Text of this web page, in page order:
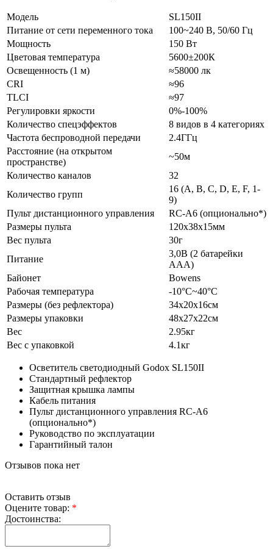
Модель
SL150II
Питание от сети переменного тока
100~240 В, 50/60 Гц
Мощность
150 Вт
Цветовая температура
5600±200К
Освещенность (1 м)
≈58000 лк
CRI
≈96
TLCI
≈97
Регулировки яркости
0%-100%
Количество спецэффектов
8 видов в 4 категориях
Частота беспроводной передачи
2.4ГГц
Расстояние (на открытом
пространстве)
~50м
Количество каналов
32
Количество групп
16 (A, B, C, D, E, F, 1-
9)
Пульт дистанционного управления
RC-A6 (опционально*)
Размеры пульта
120х38х15мм
Вес пульта
30г
Питание
3,0В (2 батарейки
ААА)
Байонет
Bowens
Рабочая температура
-10°C~40°C
Размеры (без рефлектора)
34х20х16см
Размеры упаковки
48х27х22см
Вес
2.95кг
Вес с упаковкой
4.1кг
Осветитель светодиодный Godox SL150II
Стандартный рефлектор
Защитная крышка лампы
Кабель питания
Пульт дистанционного управления RC-A6
(опционально*)
Руководство по эксплуатации
Гарантийный талон
Отзывов пока нет
Оставить отзыв
Оцените товар: *
Достоинства: